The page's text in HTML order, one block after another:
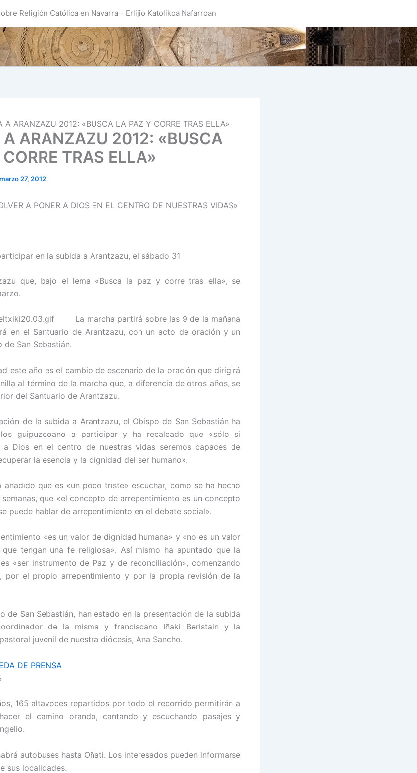
Religión Católica en Navarra - Erlijio Katolikoa Nafarroan
A ARANZAZU 2012: «BUSCA LA PAZ Y CORRE TRAS ELLA»
ARANZAZU 2012: «BUSCA
TRAS ELLA»
marzo 27, 2012
A PONER A DIOS EN EL CENTRO DE NUESTRAS VIDAS»
en la subida a Arantzazu, el sábado 31
que, bajo el lema «Busca la paz y corre tras ella», se
La marcha partirá sobre las 9 de la mañana
en el Santuario de Arantzazu, con un acto de oración y un
de San Sebastián.
este año es el cambio de escenario de la oración que dirigirá
al término de la marcha que, a diferencia de otros años, se
del Santuario de Arantzazu.
de la subida a Arantzazu, el Obispo de San Sebastián ha
guipuzcoano a participar y ha recalcado que «sólo si
a Dios en el centro de nuestras vidas seremos capaces de
la esencia y la dignidad del ser humano».
añadido que es «un poco triste» escuchar, como se ha hecho
que «el concepto de arrepentimiento es un concepto
puede hablar de arrepentimiento en el debate social».
«es un valor de dignidad humana» y «no es un valor
tengan una fe religiosa». Así mismo ha apuntado que la
«ser instrumento de Paz y de reconciliación», comenzando
por el propio arrepentimiento y por la propia revisión de la
de San Sebastián, han estado en la presentación de la subida
de la misma y franciscano Iñaki Beristain y la
juvenil de nuestra diócesis, Ana Sancho.
DE PRENSA
165 altavoces repartidos por todo el recorrido permitirán a
el camino orando, cantando y escuchando pasajes y
autobuses hasta Oñati. Los interesados pueden informarse
sus localidades.